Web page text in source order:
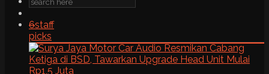
6staff
picks